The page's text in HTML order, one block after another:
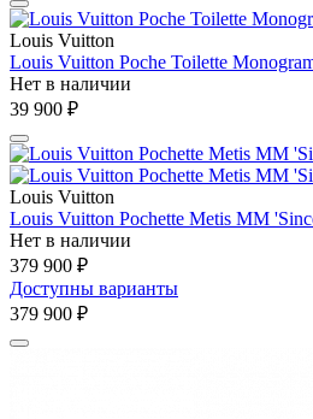
Louis Vuitton
Louis Vuitton Poche Toilette
Нет в наличии
39 900 ₽
Louis Vuitton
Louis Vuitton Pochette Metis MM
Нет в наличии
379 900 ₽
Доступны варианты
379 900 ₽